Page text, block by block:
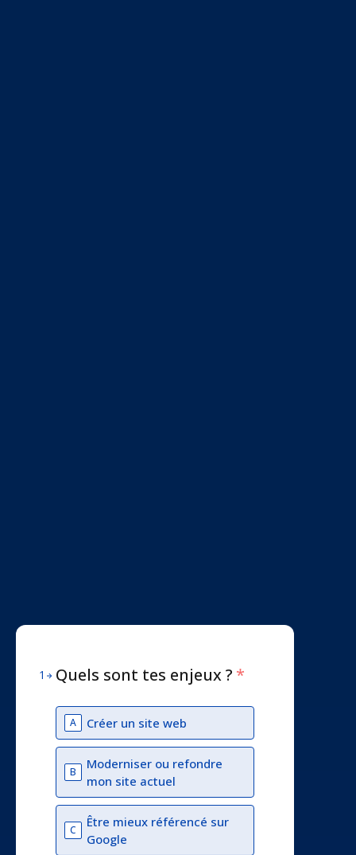
1 Quels sont tes enjeux ? *
A Créer un site web
B
Moderniser ou refondre
mon site actuel
C
Être mieux référencé sur
Google